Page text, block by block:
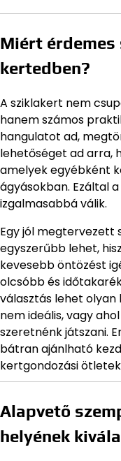
Miért
kertedben?
A sziklakert nem
hanem számos
hangulatot ad,
lehetőséget ad arra,
amelyek egyébként
ágyásokban. Ezáltal
izgalmasabbá válik.
Egy jól megtervezett
egyszerűbb lehet,
kevesebb öntözést
olcsóbb és
választás lehet
nem ideális, vagy
szeretnénk játszani.
bátran ajánlható
kertgondozási
Alapvető
helyének